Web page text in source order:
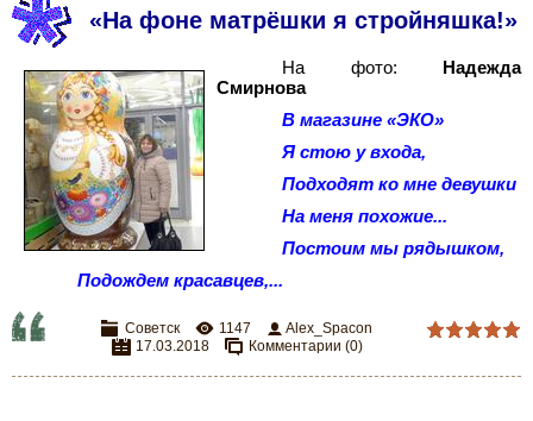
«На фоне матрёшки я стройняшка!»
На фото:
Надежда
Смирнова
В магазине «ЭКО»
Я стою у входа,
Подходят ко мне девушки
На меня похожие...
Постоим мы рядышком,
Подождем красавцев,...
Советск 1147
Alex_Spacon
17.03.2018
Комментарии (0)